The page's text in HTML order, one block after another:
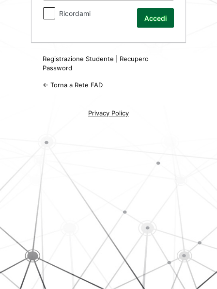
Ricordami
Registrazione Studente
Recupero
Password
← Torna a Rete FAD
Privacy Policy